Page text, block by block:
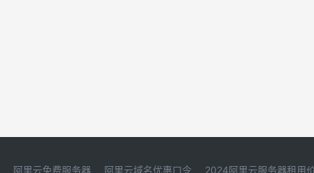
阿里云免费服务器 阿里云域名优惠口令 2024阿里云服务器租用